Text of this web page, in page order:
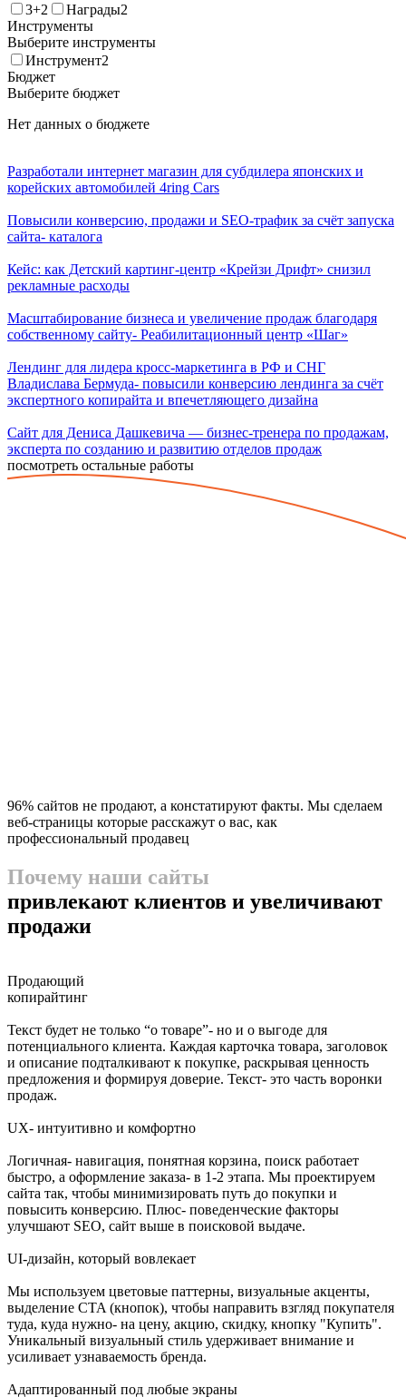
3+2
Награды2
Инструменты
Выберите инструменты
Инструмент2
Бюджет
Выберите бюджет
Нет данных о бюджете
Разработали интернет магазин для субдилера японских и
корейских автомобилей 4ring Cars
Повысили конверсию, продажи и SEO-трафик за счёт запуска
сайта- каталога
Кейс: как Детский картинг-центр «Крейзи Дрифт» снизил
рекламные расходы
Масштабирование бизнеса и увеличение продаж благодаря
собственному сайту- Реабилитационный центр «Шаг»
Лендинг для лидера кросс-маркетинга в РФ и СНГ
Владислава Бермуда- повысили конверсию лендинга за счёт
экспертного копирайта и впечетляющего дизайна
Сайт для Дениса Дашкевича — бизнес-тренера по продажам,
эксперта по созданию и развитию отделов продаж
посмотреть остальные работы
96% сайтов не продают, а констатируют факты. Мы сделаем
веб-страницы которые расскажут о вас, как
профессиональный продавец
Почему наши сайты
привлекают клиентов и увеличивают
продажи
Продающий
копирайтинг
Текст будет не только “о товаре”- но и о выгоде для
потенциального клиента. Каждая карточка товара, заголовок
и описание подталкивают к покупке, раскрывая ценность
предложения и формируя доверие. Текст- это часть воронки
продаж.
UX- интуитивно и комфортно
Логичная- навигация, понятная корзина, поиск работает
быстро, а оформление заказа- в 1-2 этапа. Мы проектируем
сайта так, чтобы минимизировать путь до покупки и
повысить конверсию. Плюс- поведенческие факторы
улучшают SEO, сайт выше в поисковой выдаче.
UI-дизайн, который вовлекает
Мы используем цветовые паттерны, визуальные акценты,
выделение CTA (кнопок), чтобы направить взгляд покупателя
туда, куда нужно- на цену, акцию, скидку, кнопку "Купить".
Уникальный визуальный стиль удерживает внимание и
усиливает узнаваемость бренда.
Адаптированный под любые экраны